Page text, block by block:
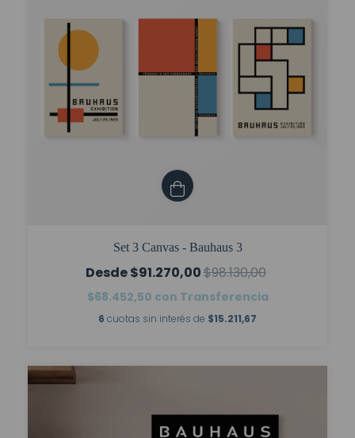
Set 3 Canvas - Bauhaus 3
$91.270,00$98.130,00
$68.452,50 con Transferencia
6 cuotas sin interés de $15.211,67